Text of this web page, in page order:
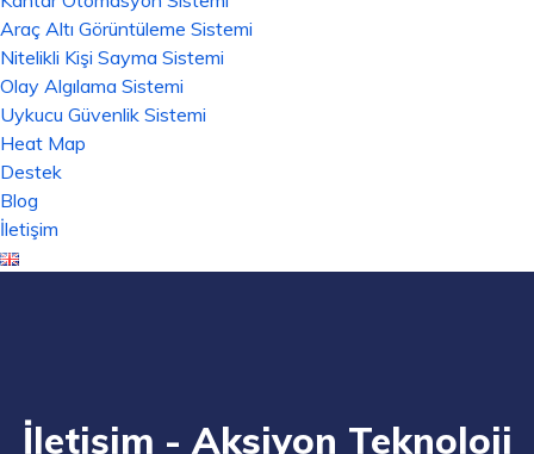
Araç Altı Görüntüleme Sistemi
Nitelikli Kişi Sayma Sistemi
Olay Algılama Sistemi
Uykucu Güvenlik Sistemi
Heat Map
Destek
Blog
İletişim
İletişim - Aksiyon Teknoloji